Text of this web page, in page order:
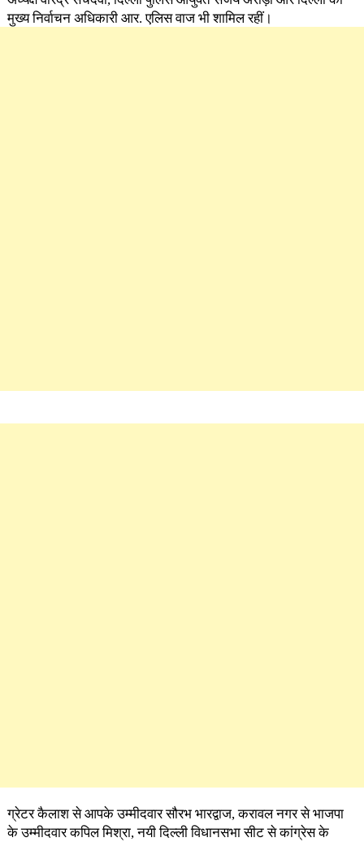
मुख्य निर्वाचन अधिकारी आर. एलिस वाज भी शामिल रहीं।
ग्रेटर कैलाश से आपके उम्मीदवार सौरभ भारद्वाज, करावल नगर से भाजपा
के उम्मीदवार कपिल मिश्रा, नयी दिल्ली विधानसभा सीट से कांग्रेस के